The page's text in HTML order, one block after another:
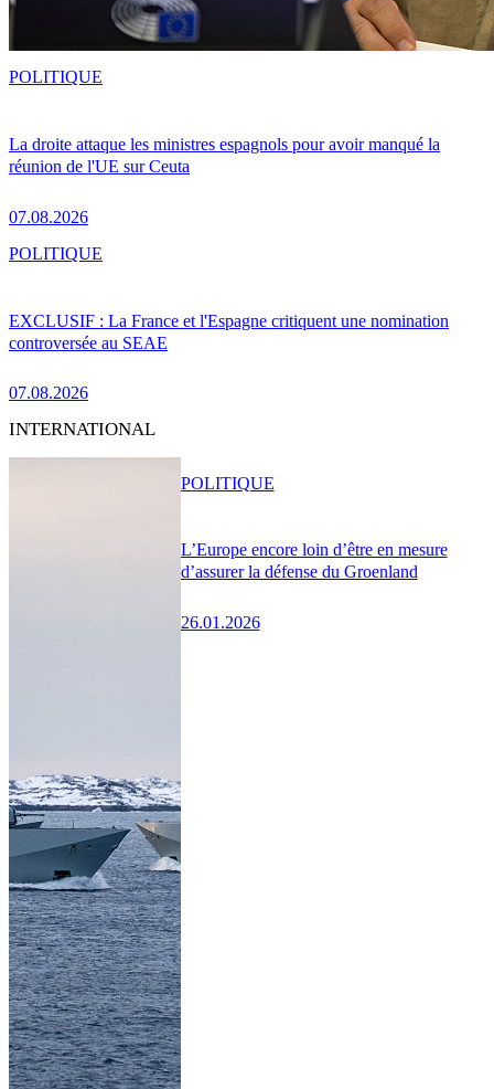
La droite attaque les ministres espagnols pour avoir manqué la
réunion de l'UE sur Ceuta
07.08.2026
POLITIQUE
EXCLUSIF : La France et l'Espagne critiquent une nomination
controversée au SEAE
07.08.2026
POLITIQUE
INTERNATIONAL
L’Europe encore loin d’être en mesure
d’assurer la défense du Groenland
26.01.2026
POLITIQUE